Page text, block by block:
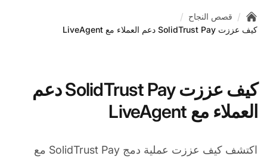
Home
/ قصص النجاح /
كيف عززت SolidTrust Pay دعم العملاء مع LiveAgent
كيف عززت SolidTrust Pay دعم
العملاء مع LiveAgent
اكتشف كيف عززت عملية دمج SolidTrust Pay مع